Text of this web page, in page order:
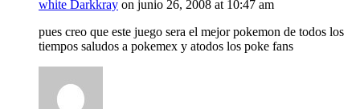
white Darkkray on junio 26, 2008 at 10:47 am
pues creo que este juego sera el mejor pokemon de todos los
tiempos saludos a pokemex y atodos los poke fans